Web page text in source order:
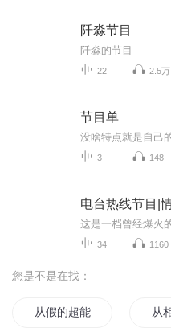
阡淼节目
阡淼的节目
22 2.5万
节目单
没啥特点就是自己
3 148
电台热线节目|
34 1160
您是不是在找：
从假的超能力节目开始 从